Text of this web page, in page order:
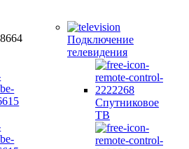
Подключение
телевидения
Спутниковое
ТВ